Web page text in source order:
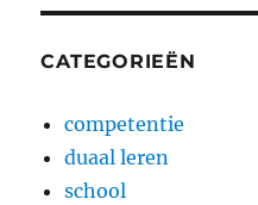
CATEGORIEËN
competentie
duaal leren
school